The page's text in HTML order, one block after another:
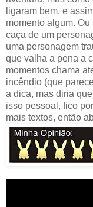
ligaram bem, e
momento algum.
caça de um
uma personagem
que valha a pena a
momentos chama
incêndio (que
a dica, mas diria
isso pessoal, fico
mais textos, então